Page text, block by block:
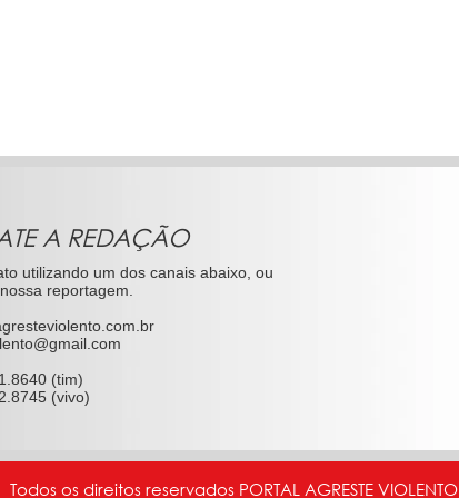
A REDAÇÃO
utilizando um dos canais abaixo, ou
reportagem.
(tim)
(vivo)
os direitos reservados PORTAL AGRESTE VIOLENTO